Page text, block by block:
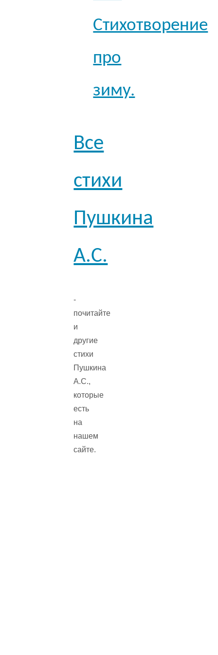
Стихотворение
про
зиму.
Все
стихи
Пушкина
А.С.
-
почитайте
и
другие
стихи
Пушкина
А.С.,
которые
есть
на
нашем
сайте.